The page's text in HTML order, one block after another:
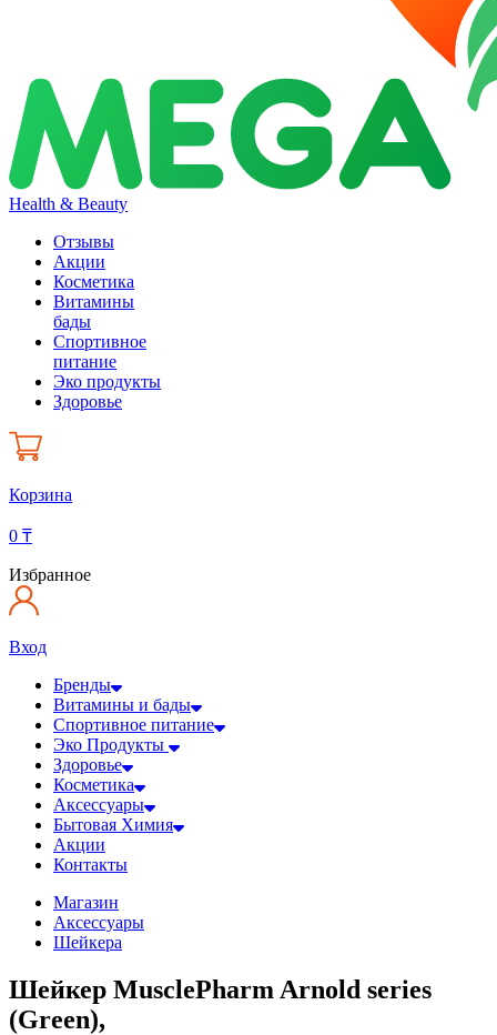
Health & Beauty
Отзывы
Акции
Косметика
Витамины
бады
Спортивное
питание
Эко продукты
Здоровье
Корзина
0 ₸
Избранное
Вход
Бренды
Витамины и бады
Спортивное питание
Эко Продукты
Здоровье
Косметика
Аксессуары
Бытовая Химия
Акции
Контакты
Магазин
Аксессуары
Шейкера
Шейкер MusclePharm Arnold series
(Green),